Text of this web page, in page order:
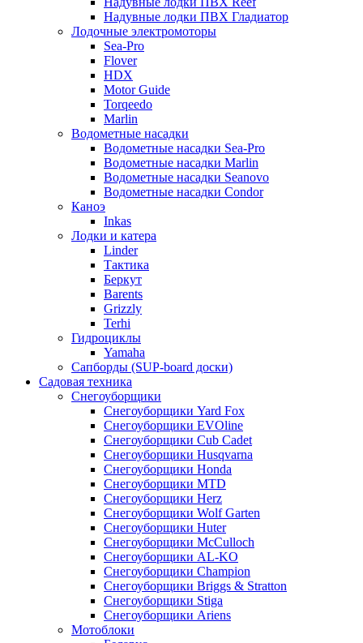
Надувные лодки ПВХ Гладиатор
Лодочные электромоторы
Sea-Pro
Flover
HDX
Motor Guide
Torqeedo
Marlin
Водометные насадки
Водометные насадки Sea-Pro
Водометные насадки Marlin
Водометные насадки Seanovo
Водометные насадки Condor
Каноэ
Inkas
Лодки и катера
Linder
Тактика
Беркут
Barents
Grizzly
Terhi
Гидроциклы
Yamaha
Сапборды (SUP-board доски)
Садовая техника
Снегоуборщики
Снегоуборщики Yard Fox
Снегоуборщики EVOline
Снегоуборщики Cub Cadet
Снегоуборщики Husqvarna
Снегоуборщики Honda
Снегоуборщики MTD
Снегоуборщики Herz
Снегоуборщики Wolf Garten
Снегоуборщики Huter
Снегоуборщики McCulloch
Снегоуборщики AL-KO
Снегоуборщики Champion
Снегоуборщики Briggs & Stratton
Снегоуборщики Stiga
Снегоуборщики Ariens
Мотоблоки